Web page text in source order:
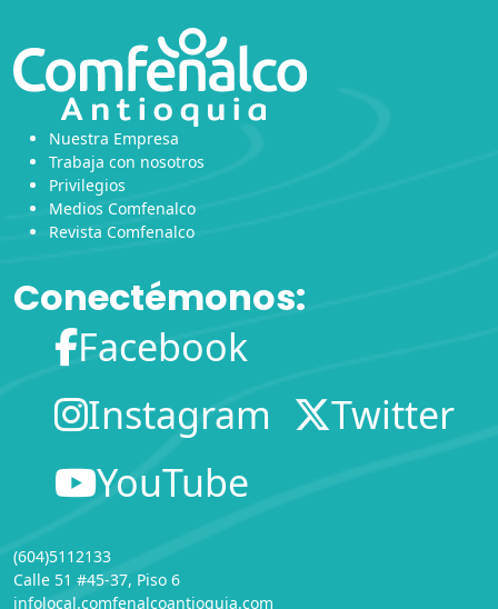
Nuestra Empresa
Trabaja con nosotros
Privilegios
Medios Comfenalco
Revista Comfenalco
Conectémonos:
Facebook
Instagram
Twitter
YouTube
(604)5112133
Calle 51 #45-37, Piso 6
infolocal.comfenalcoantioquia.com